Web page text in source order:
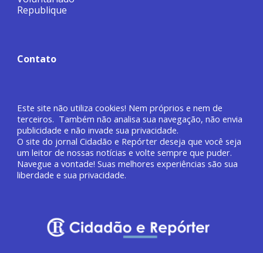
Republique
Contato
Este site não utiliza cookies! Nem próprios e nem de
terceiros. Também não analisa sua navegação, não envia
publicidade e não invade sua privacidade.
O site do jornalCidadão e Repórter deseja que você seja
um leitor de nossas notícias e volte sempre que puder.
Navegue a vontade! Suas melhores experiências são sua
liberdade e sua privacidade.